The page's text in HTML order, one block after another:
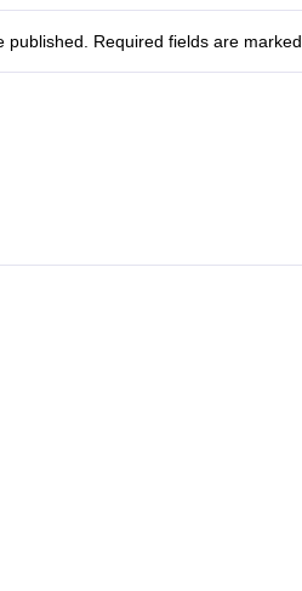
published. Required fields are marked